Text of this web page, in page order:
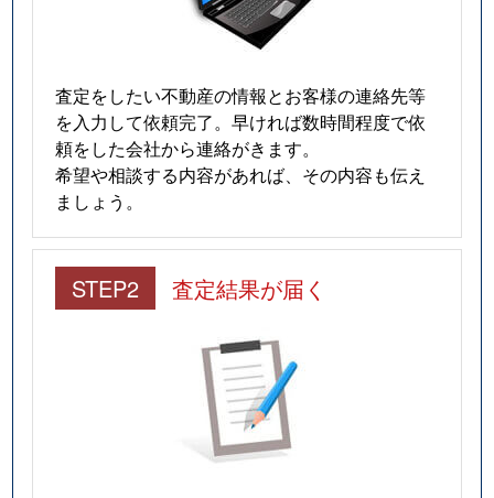
査定をしたい不動産の情報とお客様の連絡先等
を入力して依頼完了。早ければ数時間程度で依
頼をした会社から連絡がきます。
希望や相談する内容があれば、その内容も伝え
ましょう。
STEP2 査定結果が届く